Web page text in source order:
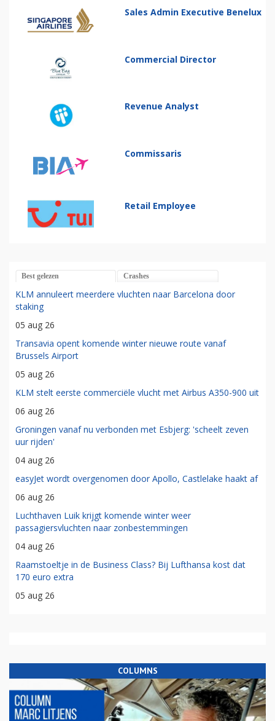
Sales Admin Executive Benelux
Commercial Director
Revenue Analyst
Commissaris
Retail Employee
Best gelezen Crashes
KLM annuleert meerdere vluchten naar Barcelona door
staking
05 aug 26
Transavia opent komende winter nieuwe route vanaf
Brussels Airport
05 aug 26
KLM stelt eerste commerciële vlucht met Airbus A350-900 uit
06 aug 26
Groningen vanaf nu verbonden met Esbjerg: 'scheelt zeven
uur rijden'
04 aug 26
easyJet wordt overgenomen door Apollo, Castlelake haakt af
06 aug 26
Luchthaven Luik krijgt komende winter weer
passagiersvluchten naar zonbestemmingen
04 aug 26
Raamstoeltje in de Business Class? Bij Lufthansa kost dat
170 euro extra
05 aug 26
COLUMNS